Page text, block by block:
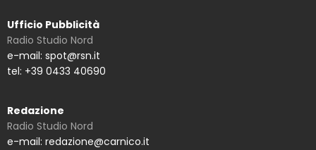
Ufficio Pubblicità
Radio Studio Nord
e-mail: spot@rsn.it
tel: +39 0433 40690
Redazione
Radio Studio Nord
e-mail: redazione@carnico.it